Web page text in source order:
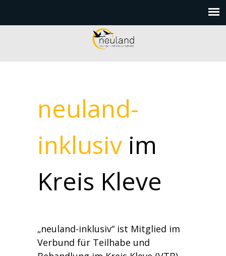
neuland-
inklusiv im
Kreis Kleve
„neuland-inklusiv“ ist Mitglied im
Verbund für Teilhabe und